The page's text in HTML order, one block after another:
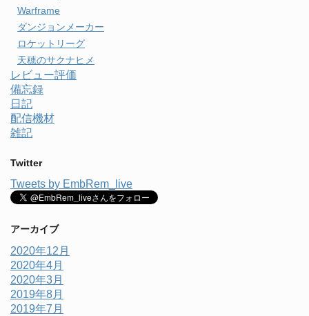
Warframe
ダンジョンメーカー
ロケットリーグ
天穂のサクナヒメ
レビュー評価
備忘録
日記
配信機材
雑記
Twitter
Tweets by EmbRem_live
アーカイブ
2020年12月
2020年4月
2020年3月
2019年8月
2019年7月